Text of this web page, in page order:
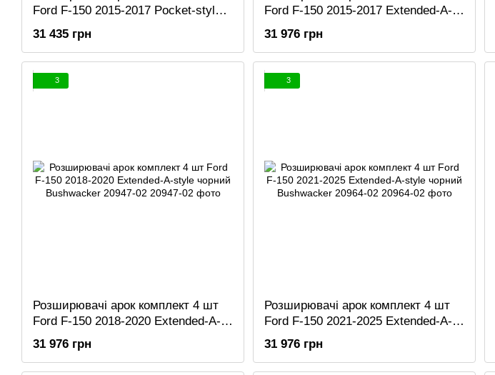
Ford F-150 2015-2017 Pocket-style
чорний Bushwacker 20935-02
31 435 грн
Ford F-150 2015-2017 Extended-A-
style чорний Bushwacker 20936-02
31 976 грн
3
Розширювачі арок комплект 4 шт
Ford F-150 2018-2020 Extended-A-
style чорний Bushwacker 20947-02
31 976 грн
3
Розширювачі арок комплект 4 шт
Ford F-150 2021-2025 Extended-A-
style чорний Bushwacker 20964-02
31 976 грн